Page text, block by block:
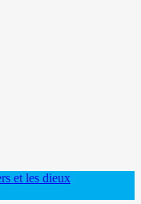
et les dieux